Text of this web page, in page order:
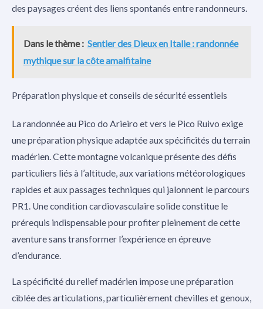
des paysages créent des liens spontanés entre randonneurs.
Dans le thème : Sentier des Dieux en Italie : randonnée
mythique sur la côte amalfitaine
Préparation physique et conseils de sécurité essentiels
La randonnée au Pico do Arieiro et vers le Pico Ruivo exige
une préparation physique adaptée aux spécificités du terrain
madérien. Cette montagne volcanique présente des défis
particuliers liés à l’altitude, aux variations météorologiques
rapides et aux passages techniques qui jalonnent le parcours
PR1. Une condition cardiovasculaire solide constitue le
prérequis indispensable pour profiter pleinement de cette
aventure sans transformer l’expérience en épreuve
d’endurance.
La spécificité du relief madérien impose une préparation
ciblée des articulations, particulièrement chevilles et genoux,